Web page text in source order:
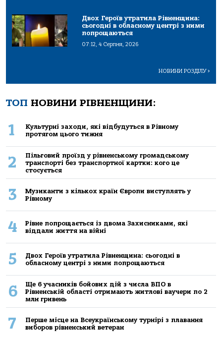
Двох Героїв утратила Рівненщина:
сьогодні в обласному центрі з ними
попрощаються
07:12, 4 Серпня, 2026
НОВИНИ РОЗДІЛУ>
ТОП НОВИНИ РІВНЕНЩИНИ:
1
Культурні заходи, які відбудуться в Рівному
протягом цього тижня
2
Пільговий проїзд у рівненському громадському
транспорті без транспортної картки: кого це
стосується
3
Музиканти з кількох країн Європи виступлять у
Рівному
4
Рівне попрощається із двома Захисниками, які
віддали життя на війні
5
Двох Героїв утратила Рівненщина: сьогодні в
обласному центрі з ними попрощаються
6
Ще 6 учасників бойових дій з числа ВПО в
Рівненській області отримають житлові ваучери по 2
млн гривень
7
Перше місце на Всеукраїнському турнірі з плавання
виборов рівненський ветеран